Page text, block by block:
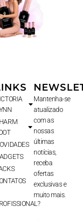
Mantenha-se
atualizado
com as
nossas
últimas
notícias,
receba
ofertas
exclusivas e
muito mais.